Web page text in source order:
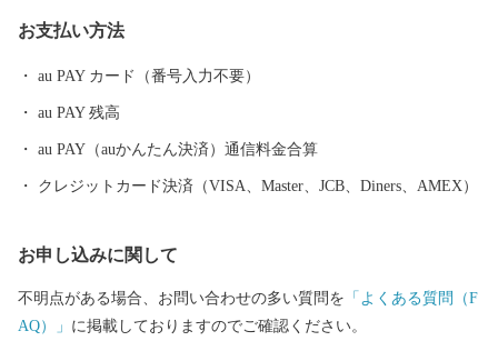
お支払い方法
au PAY カード（番号入力不要）
au PAY 残高
au PAY（auかんたん決済）通信料金合算
クレジットカード決済（VISA、Master、JCB、Diners、AMEX）
お申し込みに関して
不明点がある場合、お問い合わせの多い質問を 「よくある質問（F
AQ）」 に掲載しておりますのでご確認ください。